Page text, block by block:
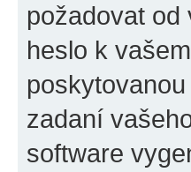
požadovat
heslo k
zadaní
software